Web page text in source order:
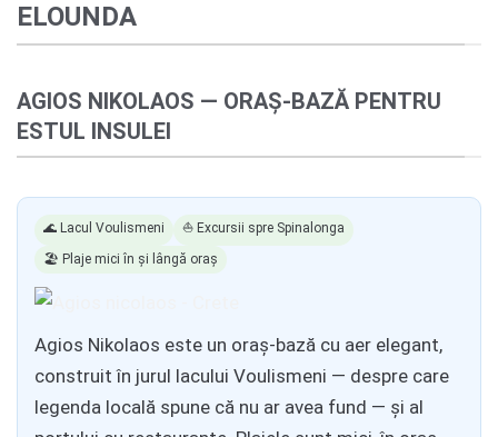
ELOUNDA
AGIOS NIKOLAOS — ORAȘ-BAZĂ PENTRU
ESTUL INSULEI
🌊 Lacul Voulismeni
⛵ Excursii spre Spinalonga
🏖️ Plaje mici în și lângă oraș
Agios Nikolaos este un oraș-bază cu aer elegant,
construit în jurul lacului Voulismeni — despre care
legenda locală spune că nu ar avea fund — și al